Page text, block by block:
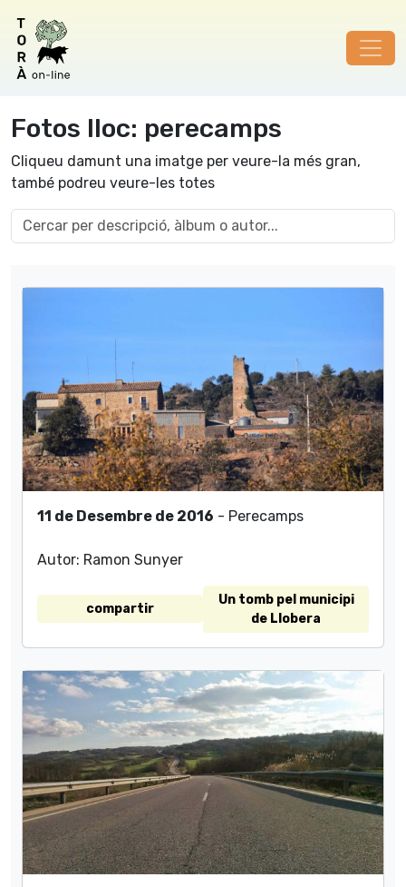
Fotos lloc: perecamps
Cliqueu damunt una imatge per veure-la més gran,
també podreu veure-les totes
11 de Desembre de 2016 - Perecamps
Autor: Ramon Sunyer
compartir
Un tomb pel municipi
de Llobera